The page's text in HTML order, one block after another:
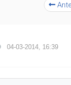
04-03-2014, 16:39